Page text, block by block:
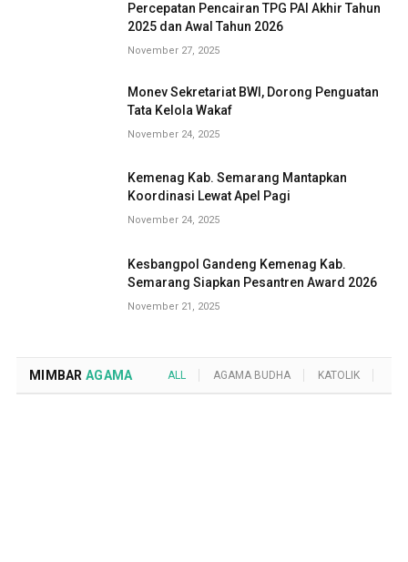
Percepatan Pencairan TPG PAI Akhir Tahun
2025 dan Awal Tahun 2026
November 27, 2025
Monev Sekretariat BWI, Dorong Penguatan
Tata Kelola Wakaf
November 24, 2025
Kemenag Kab. Semarang Mantapkan
Koordinasi Lewat Apel Pagi
November 24, 2025
Kesbangpol Gandeng Kemenag Kab.
Semarang Siapkan Pesantren Award 2026
November 21, 2025
MIMBAR AGAMA ALL AGAMA BUDHA KATOLIK